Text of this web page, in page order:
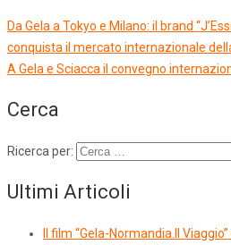
Da Gela a Tokyo e Milano: il brand
conquista il mercato internazionale
A Gela e Sciacca il convegno
Cerca
Ricerca per:
Ultimi Articoli
Il film “Gela-Normandia.Il